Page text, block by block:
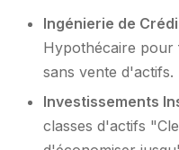
Ingénierie de
Hypothécaire pour
sans vente d'actifs.
Investissements
classes d'actifs